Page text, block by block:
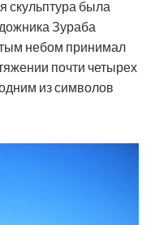
скульптура была
Зураба
небом принимал
почти четырех
из символов